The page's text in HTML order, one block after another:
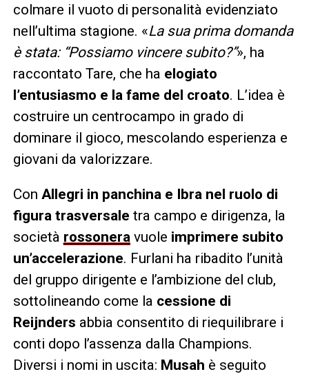
colmare il vuoto di personalità evidenziato
nell’ultima stagione. «La sua prima domanda
è stata: “Possiamo vincere subito?”», ha
raccontato Tare, che ha elogiato
l’entusiasmo e la fame del croato. L’idea è
costruire un centrocampo in grado di
dominare il gioco, mescolando esperienza e
giovani da valorizzare.
Con Allegri in panchina e Ibra nel ruolo di
figura trasversale tra campo e dirigenza, la
società rossonera vuole imprimere subito
un’accelerazione. Furlani ha ribadito l’unità
del gruppo dirigente e l’ambizione del club,
sottolineando come la cessione di
Reijnders abbia consentito di riequilibrare i
conti dopo l’assenza dalla Champions.
Diversi i nomi in uscita: Musah è seguito